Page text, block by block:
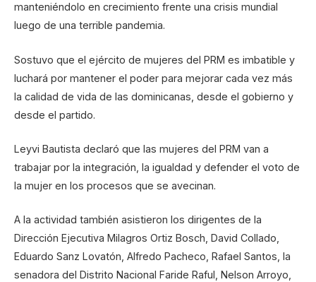
manteniéndolo en crecimiento frente una crisis mundial
luego de una terrible pandemia.
Sostuvo que el ejército de mujeres del PRM es imbatible y
luchará por mantener el poder para mejorar cada vez más
la calidad de vida de las dominicanas, desde el gobierno y
desde el partido.
Leyvi Bautista declaró que las mujeres del PRM van a
trabajar por la integración, la igualdad y defender el voto de
la mujer en los procesos que se avecinan.
A la actividad también asistieron los dirigentes de la
Dirección Ejecutiva Milagros Ortiz Bosch, David Collado,
Eduardo Sanz Lovatón, Alfredo Pacheco, Rafael Santos, la
senadora del Distrito Nacional Faride Raful, Nelson Arroyo,